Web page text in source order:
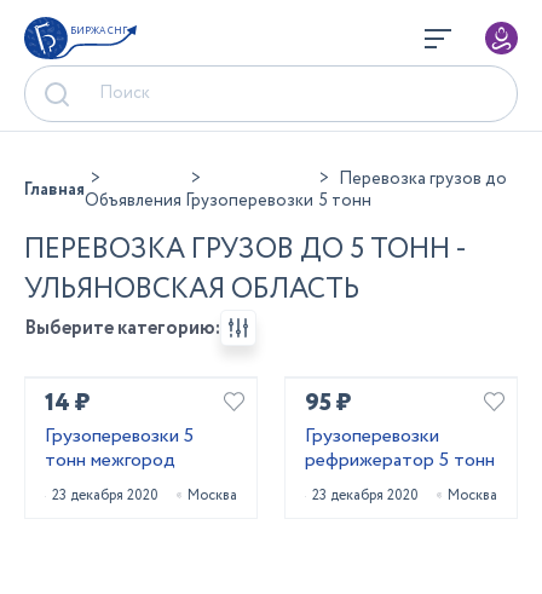
БИРЖА СНГ
ГлавнаяОбъявления Грузоперевозки
Перевозка грузов до
5 тонн
ПЕРЕВОЗКА ГРУЗОВ ДО 5 ТОНН -
УЛЬЯНОВСКАЯ ОБЛАСТЬ
Выберите категорию:
14 ₽
Грузоперевозки 5
тонн межгород
23 декабря 2020 Москва
95 ₽
Грузоперевозки
рефрижератор 5 тонн
23 декабря 2020 Москва